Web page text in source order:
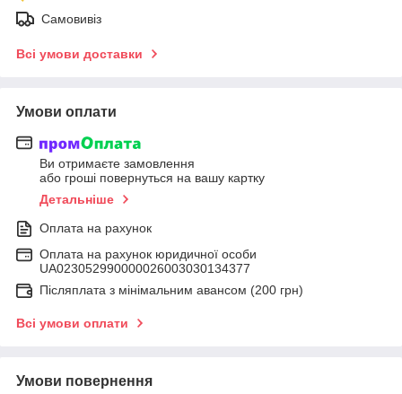
Самовивіз
Всі умови доставки
Умови оплати
Ви отримаєте замовлення
або гроші повернуться на вашу картку
Детальніше
Оплата на рахунок
Оплата на рахунок юридичної особи
UA023052990000026003030134377
Післяплата з мінімальним авансом (200 грн)
Всі умови оплати
Умови повернення